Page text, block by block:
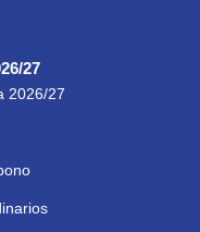
27
2026/27